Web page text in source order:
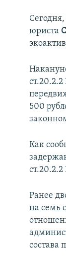
юриста
500
Как
Ранее
на семь
состава